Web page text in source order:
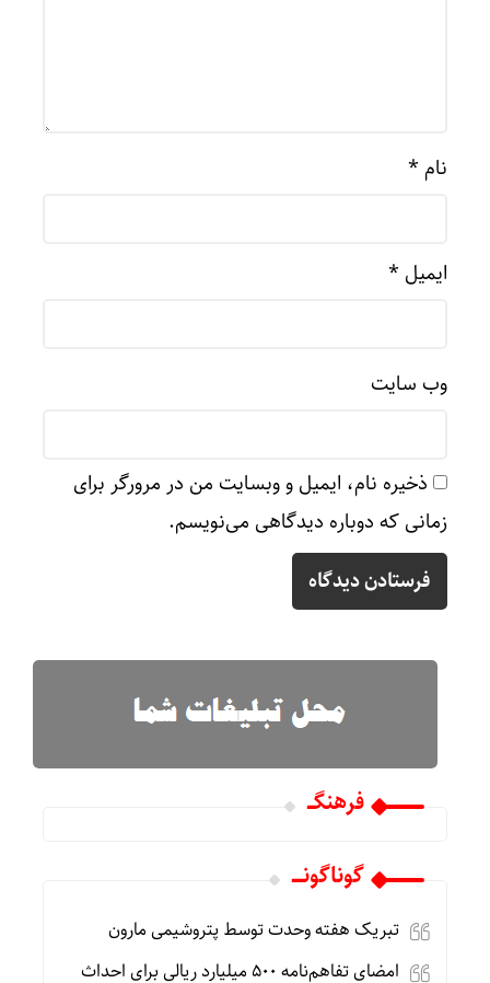
نام *
ایمیل *
وب‌ سایت
ذخیره نام، ایمیل و وبسایت من در مرورگر برای
زمانی که دوباره دیدگاهی می‌نویسم.
فرهنگـــ
گوناگونـــــ
تبریک هفته وحدت توسط پتروشیمی مارون
امضای تفاهم‌نامه ۵۰۰ میلیارد ریالی برای احداث